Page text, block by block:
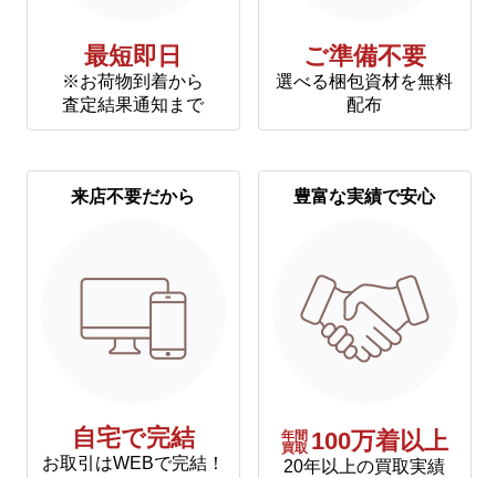
最短即日
※お荷物到着から
査定結果通知まで
ご準備不要
選べる梱包資材を無料
配布
来店不要だから
自宅で完結
お取引はWEBで完結！
豊富な実績で安心
年間
買取 100万着以上
20年以上の買取実績